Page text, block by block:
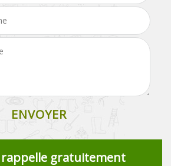
rappelle gratuitement